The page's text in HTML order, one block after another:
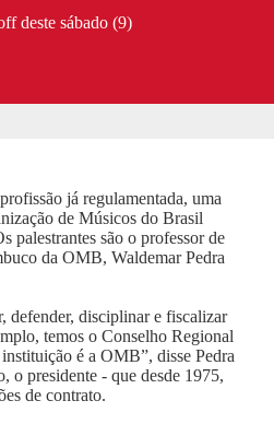
deste sábado (9)
já regulamentada, uma
de Músicos do Brasil
palestrantes são o professor de
da OMB, Waldemar Pedra
defender, disciplinar e fiscalizar
temos o Conselho Regional
é a OMB”, disse Pedra
o presidente - que desde 1975,
de contrato.